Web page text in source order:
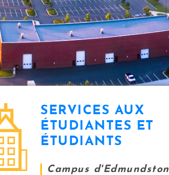
SERVICES AUX
ÉTUDIANTES ET
ÉTUDIANTS
Campus d'Edmundston